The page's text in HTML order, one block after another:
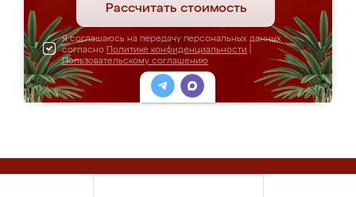
Рассчитать стоимость
Я соглашаюсь на передачу персональных данных
согласно Политике конфиденциальности
Пользовательскому соглашению